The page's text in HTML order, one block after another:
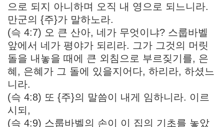
으로 되지 아니하며 오직 내 영으로 되느니라.
만군의 {주}가 말하노라.
(슥 4:7) 오 큰 산아, 네가 무엇이냐? 스룹바벨
앞에서 네가 평야가 되리라. 그가 그것의 머릿
돌을 내놓을 때에 큰 외침으로 부르짖기를, 은
혜, 은혜가 그 돌에 있을지어다, 하리라, 하셨느
니라.
(슥 4:8) 또 {주}의 말씀이 내게 임하니라. 이르
시되,
(슥 4:9) 스룹바벨의 손이 이 집의 기초를 놓았